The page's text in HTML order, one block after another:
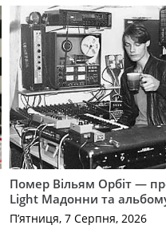
Помер Вільям Орбіт —
Light Мадонни та
П’ятниця, 7 Серпня, 2026